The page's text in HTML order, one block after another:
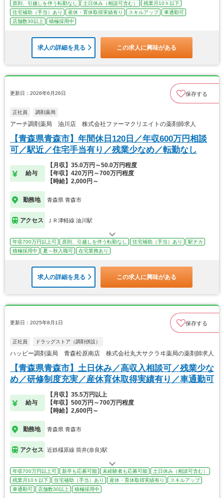
原則、引越しを伴う転勤なし
土日休み（相談可含む）
残業月10ｈ以下
住宅補助（手当）あり
産休・育休取得実績有り スキルアップ
車通勤可
店舗数30以上
積極採用中
求人の詳細を見る この求人に興味がある
更新日：2026年6月26日 保存する
正社員 調剤薬局
アーチ調剤薬局 油川店 株式会社ファーマクリエイトの薬剤師求人
【青森県青森市】年間休日120日／年収600万円相談
可／駅近／住宅手当有り／残業少なめ／転勤なし
給与
【月収】35.0万円～50.0万円程度
【年収】420万円～700万円程度
【時給】2,000円～
勤務地 青森県 青森市
アクセス ＪＲ津軽線 油川駅
年収700万円以上可 原則、引越しを伴う転勤なし 住宅補助（手当）あり
駅チカ
積極採用中
夏～秋入職可 在宅業務あり
求人の詳細を見る この求人に興味がある
更新日：2025年8月1日 保存する
正社員 ドラッグストア（調剤併設）
ハッピー調剤薬局 青森松原南店 株式会社丸大サクラヰ薬局の薬剤師求人
【青森県青森市】土日休み／高収入相談可／残業少な
め／研修制度充実／産休育休取得実績有り／車通勤可
給与
【月収】35.5万円以上
【年収】500万円～700万円程度
【時給】2,600円～
勤務地 青森県 青森市
アクセス 近鉄橿原線 筒井(奈良)駅
年収700万円以上可 新卒も応募可能 未経験者も応募可能
土日休み（相談可含む）
残業月10ｈ以下
住宅補助（手当）あり 産休・育休取得実績有り
スキルアップ
車通勤可
店舗数30以上 積極採用中